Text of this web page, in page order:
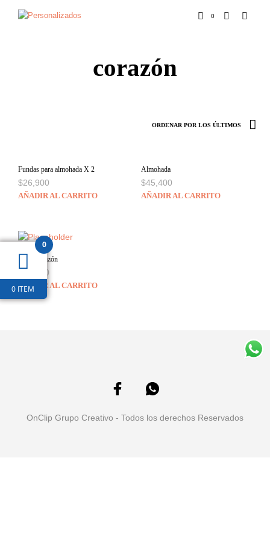
0
corazón
Fundas para almohada X 2
$26,900
AÑADIR AL CARRITO
Almohada
$45,400
AÑADIR AL CARRITO
Cojín corazón
23,600
AÑADIR AL CARRITO
OnClip Grupo Creativo - Todos los derechos Reservados
0
0 ITEM